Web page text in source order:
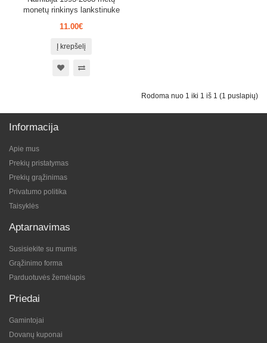
monetų rinkinys lankstinuke
11.00€
Į krepšelį
Rodoma nuo 1 iki 1 iš 1 (1 puslapių)
Informacija
Apie mus
Prekių pristatymas
Prekių grąžinimas
Privatumo politika
Taisyklės
Aptarnavimas
Susisiekite su mumis
Grąžinimo forma
Parduotuvės žemėlapis
Priedai
Gamintojai
Dovanų kuponai